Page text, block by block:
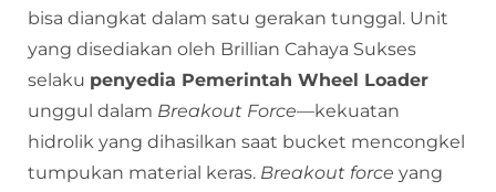
bisa diangkat dalam satu gerakan tunggal. Unit
yang disediakan oleh Brillian Cahaya Sukses
selaku penyedia Pemerintah Wheel Loader
unggul dalam Breakout Force—kekuatan
hidrolik yang dihasilkan saat bucket mencongkel
tumpukan material keras. Breakout force yang